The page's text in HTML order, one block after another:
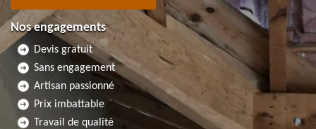
Nos engagements
Devis gratuit
Sans engagement
Artisan passionné
Prix imbattable
Travail de qualité